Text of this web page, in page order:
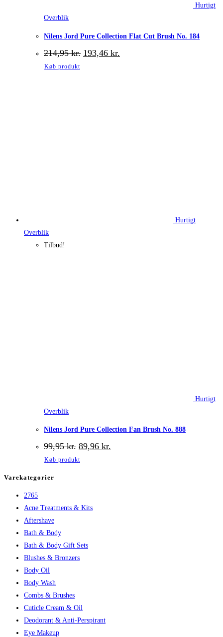
Hurtigt
Overblik
Nilens Jord Pure Collection Flat Cut Brush No. 184
214,95kr. Den
oprindelige
193,46 kr.
aktuelle
Køb produkt
Hurtigt
Overblik
Tilbud!
Hurtigt
Overblik
Nilens Jord Pure Collection Fan Brush No. 888
99,95kr. Den
oprindelige
pris
89,96 kr.
aktuelle
Køb produkt
Varekategorier
2765
Acne Treatments & Kits
Aftershave
Bath & Body
Bath & Body Gift Sets
Blushes & Bronzers
Body Oil
Body Wash
Combs & Brushes
Cuticle Cream & Oil
Deodorant & Anti-Perspirant
Eye Makeup